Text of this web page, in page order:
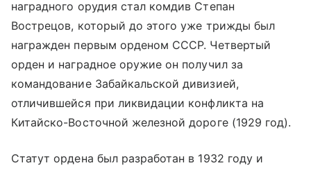
наградного орудия стал комдив Степан
Вострецов, который до этого уже трижды был
награжден первым орденом СССР. Четвертый
орден и наградное оружие он получил за
командование Забайкальской дивизией,
отличившейся при ликвидации конфликта на
Китайско-Восточной железной дороге (1929 год).
Статут ордена был разработан в 1932 году и